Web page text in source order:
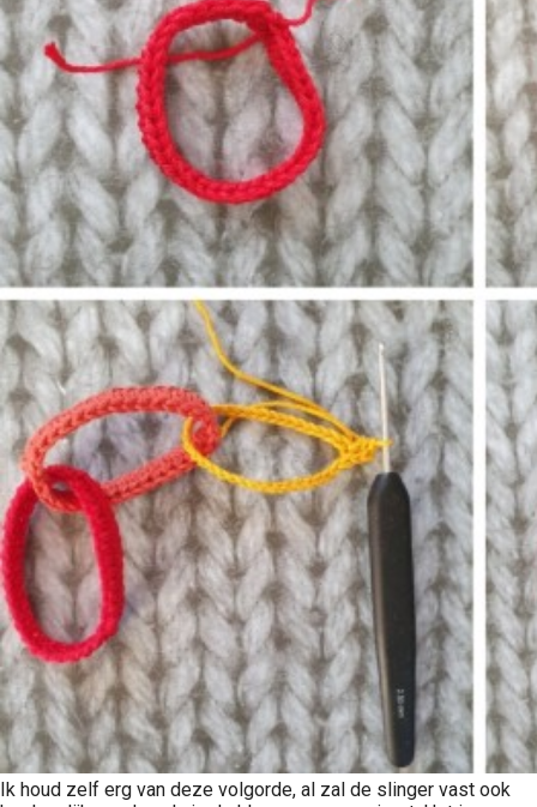
Ik houd zelf erg van deze volgorde, al zal de slinger vast ook